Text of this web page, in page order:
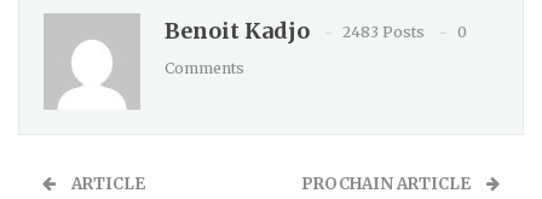
Benoit Kadjo 2483 Posts
0
Comments
ARTICLE
PROCHAIN ARTICLE